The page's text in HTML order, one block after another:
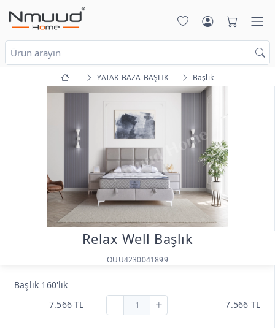
YATAK-BAZA-BAŞLIK Başlık
Relax Well Başlık
OUU4230041899
Başlık 160'lık
7.566 TL
7.566 TL